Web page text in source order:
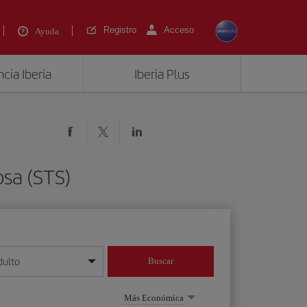
Ayuda Registro Acceso
Iberia Iberia Plus
(STS)
mes/año
Buscar
Más Económica